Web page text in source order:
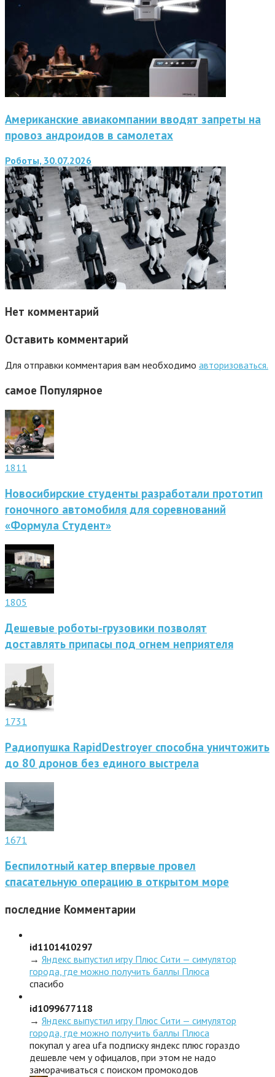
Американские авиакомпании вводят запреты на
провоз андроидов в самолетах
Роботы, 30.07.2026
Нет комментарий
Оставить комментарий
Для отправки комментария вам необходимо авторизоваться.
самое Популярное
1811
Новосибирские студенты разработали прототип
гоночного автомобиля для соревнований
«Формула Студент»
1805
Дешевые роботы-грузовики позволят
доставлять припасы под огнем неприятеля
1731
Радиопушка RapidDestroyer способна уничтожить
до 80 дронов без единого выстрела
1671
Беспилотный катер впервые провел
спасательную операцию в открытом море
последние Комментарии
id1101410297
→ Яндекс выпустил игру Плюс Сити — симулятор
города, где можно получить баллы Плюса
спасибо
id1099677118
→ Яндекс выпустил игру Плюс Сити — симулятор
города, где можно получить баллы Плюса
покупал у area ufa подписку яндекс плюс гораздо
дешевле чем у офицалов, при этом не надо
заморачиваться с поиском промокодов